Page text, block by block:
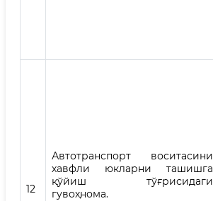
12
Автотранспорт воситасини
хавфли юкларни ташишга
қўйиш тўғрисидаги
гувоҳнома.